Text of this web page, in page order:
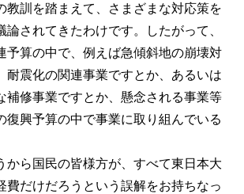
訓を踏まえて、さまざまな対応策を
論されてきたわけです。したがって、
予算の中で、例えば急傾斜地の崩壊対
耐震化の関連事業ですとか、あるいは
補修事業ですとか、懸念される事業等
復興予算の中で事業に取り組んでいる
ら国民の皆様方が、すべて東日本大
費だけだろうという誤解をお持ちなっ